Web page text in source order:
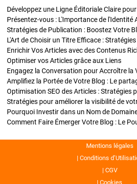
Développez une Ligne Éditoriale Claire
Présentez-vous : L'Importance de l'Identité
L'Art de Choisir un Titre Efficace :
Optimiser vos Articles grâce aux Liens
Engagez la Conversation pour Accroître la
Amplifiez la Portée de Votre Blog : Le
Mentions légales
Conditions
CGV
Cookies